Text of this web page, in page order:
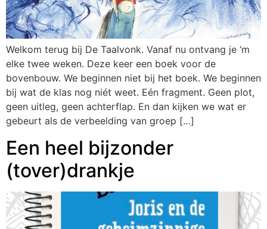
Welkom terug bij De Taalvonk. Vanaf nu ontvang je ‘m
elke twee weken. Deze keer een boek voor de
bovenbouw. We beginnen niet bij het boek. We beginnen
bij wat de klas nog niét weet. Eén fragment. Geen plot,
geen uitleg, geen achterflap. En dan kijken we wat er
gebeurt als de verbeelding van groep […]
Een heel bijzonder
(tover)drankje